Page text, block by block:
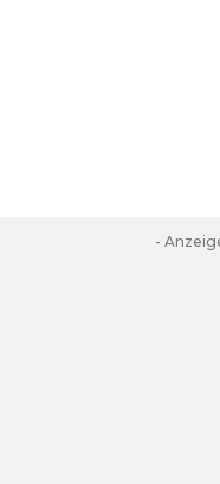
-